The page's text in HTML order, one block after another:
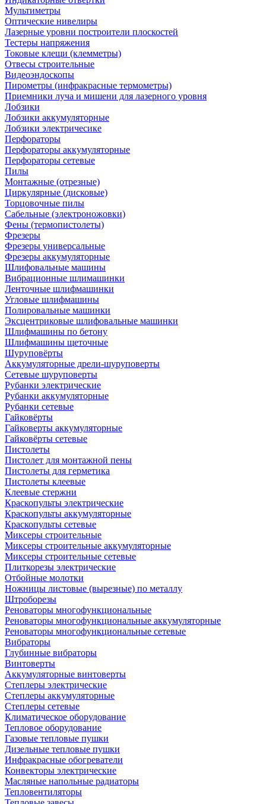
Мультиметры
Оптические нивелиры
Лазерные уровни построители плоскостей
Тестеры напряжения
Токовые клещи (клемметры)
Отвесы строительные
Видеоэндоскопы
Пирометры (инфракрасные термометры)
Приемники луча и мишени для лазерного уровня
Лобзики
Лобзики аккумуляторные
Лобзики электричесике
Перфораторы
Перфораторы аккумуляторные
Перфораторы сетевые
Пилы
Монтажные (отрезные)
Циркулярные (дисковые)
Торцовочные пилы
Сабельные (электроножовки)
Фены (термопистолеты)
Фрезеры
Фрезеры универсальные
Фрезеры аккумуляторные
Шлифовальные машины
Вибрационные шлимашинки
Ленточные шлифмашинки
Угловые шлифмашины
Полировальные машинки
Эксцентриковые шлифовальные машинки
Шлифмашины по бетону
Шлифмашины щеточные
Шуруповёрты
Аккумуляторные дрели-шуруповерты
Сетевые шуруповерты
Рубанки электрические
Рубанки аккумуляторные
Рубанки сетевые
Гайковёрты
Гайковерты аккумуляторные
Гайковёрты сетевые
Пистолеты
Пистолет для монтажной пены
Пистолеты для герметика
Пистолеты клеевые
Клеевые стержни
Краскопульты электрические
Краскопульты аккумуляторные
Краскопульты сетевые
Миксеры строительные
Миксеры строительные аккумуляторные
Миксеры строительные сетевые
Плиткорезы электрические
Отбойные молотки
Ножницы листовые (вырезные) по металлу
Штроборезы
Реноваторы многофункциональные
Реноваторы многофункциональные аккумуляторные
Реноваторы многофункциональные сетевые
Вибраторы
Глубинные вибраторы
Винтоверты
Аккумуляторные винтоверты
Степлеры электрические
Степлеры аккумуляторные
Степлеры сетевые
Климатическое оборудование
Тепловое оборудование
Газовые тепловые пушки
Дизельные тепловые пушки
Инфракрасные обогреватели
Конвекторы электрические
Масляные напольные радиаторы
Тепловентиляторы